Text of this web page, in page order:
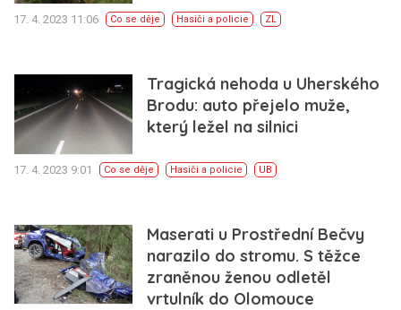
17. 4. 2023 11:06 Co se děje Hasiči a policie ZL
Tragická nehoda u Uherského
Brodu: auto přejelo muže,
který ležel na silnici
17. 4. 2023 9:01 Co se děje Hasiči a policie UB
Maserati u Prostřední Bečvy
narazilo do stromu. S těžce
zraněnou ženou odletěl
vrtulník do Olomouce